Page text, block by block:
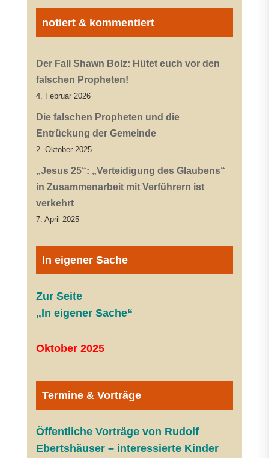
notiert & kommentiert
Der Fall Shawn Bolz: Hütet euch vor den
falschen Propheten!
4. Februar 2026
Die falschen Propheten und die
Entrückung der Gemeinde
2. Oktober 2025
„Jesus 25“: „Verteidigung des Glaubens“
in Zusammenarbeit mit Verführern ist
verkehrt
7. April 2025
In eigener Sache
Zur Seite
„In eigener Sache“
Oktober 2025
Termine & Vorträge
Öffentliche Vorträge von Rudolf
Ebertshäuser – interessierte Kinder